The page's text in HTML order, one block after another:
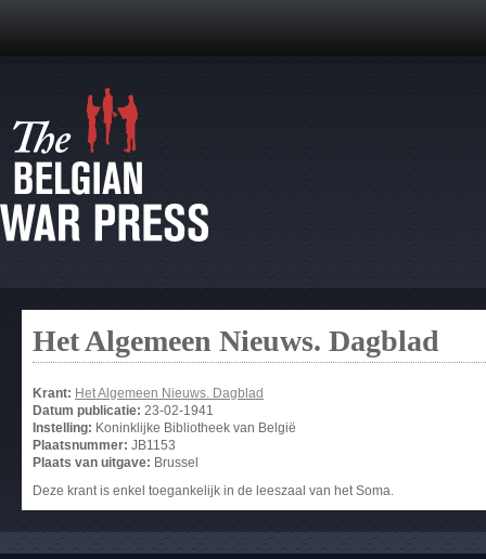
Het Algemeen Nieuws. Dagblad
Krant: Het Algemeen Nieuws. Dagblad
Datum publicatie: 23-02-1941
Instelling: Koninklijke Bibliotheek van België
Plaatsnummer: JB1153
Plaats van uitgave: Brussel
Deze krant is enkel toegankelijk in de leeszaal van het Soma.